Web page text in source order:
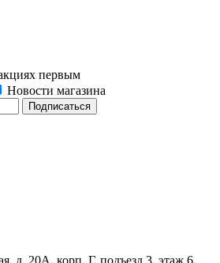
первым
Новости магазина
д. 20А, корп. Г, подъезд 3, этаж 6,